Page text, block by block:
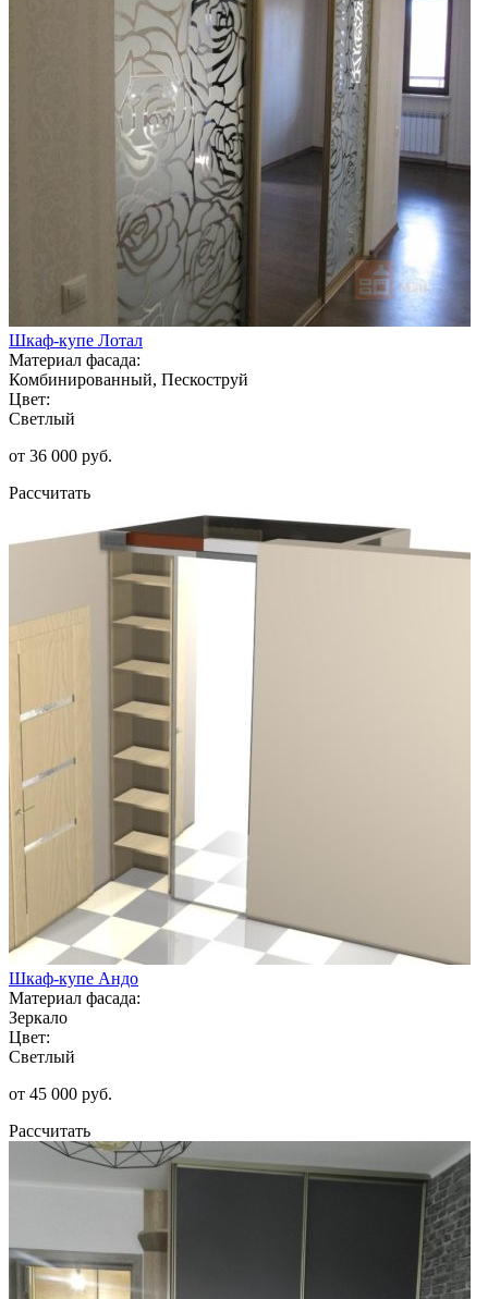
Шкаф-купе Лотал
Материал фасада:
Комбинированный, Пескоструй
Цвет:
Светлый
от 36 000 руб.
Рассчитать
Шкаф-купе Андо
Материал фасада:
Зеркало
Цвет:
Светлый
от 45 000 руб.
Рассчитать